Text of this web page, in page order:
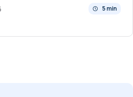
5 min